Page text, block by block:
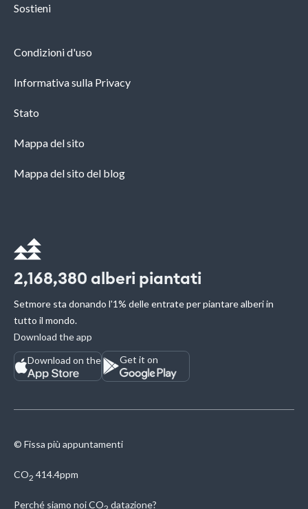
Sostieni
Condizioni d'uso
Informativa sulla Privacy
Stato
Mappa del sito
Mappa del sito del blog
2,168,380 alberi piantati
Setmore sta donando l'1% delle entrate per piantare alberi in
tutto il mondo.
Download the app
Download on the
Get it on
© Fissa più appuntamenti
CO2 414.4ppm
Perché siamo noiCO datazione?